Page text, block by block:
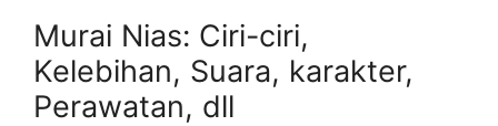
Murai Nias: Ciri-ciri,
Kelebihan, Suara, karakter,
Perawatan, dll